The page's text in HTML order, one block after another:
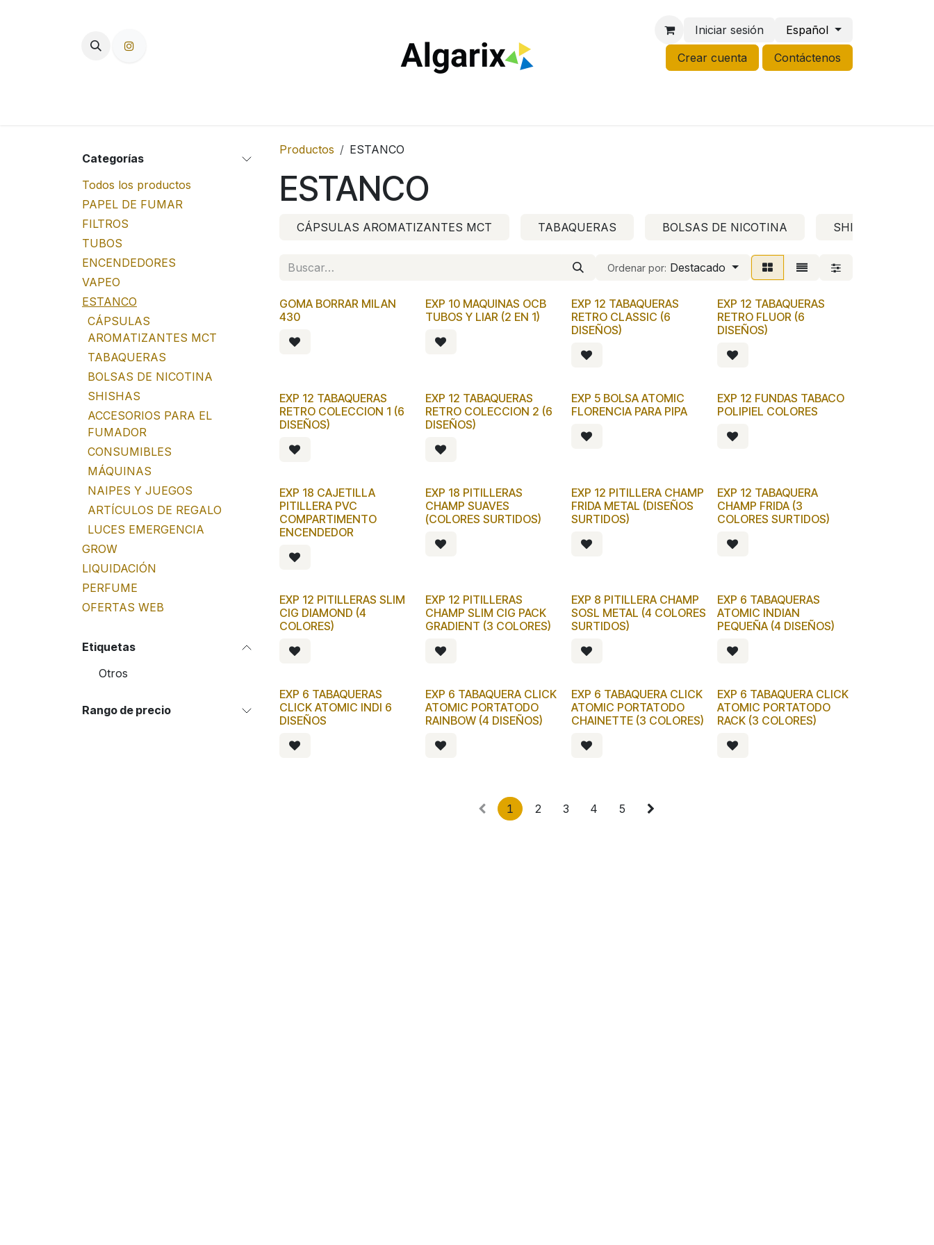
Iniciar sesión
Español
Crear cuenta
Contáctenos
Categorías
Todos los productos
PAPEL DE FUMAR
FILTROS
TUBOS
ENCENDEDORES
VAPEO
ESTANCO
CÁPSULAS
AROMATIZANTES MCT
TABAQUERAS
BOLSAS DE NICOTINA
SHISHAS
ACCESORIOS PARA EL
FUMADOR
CONSUMIBLES
MÁQUINAS
NAIPES Y JUEGOS
ARTÍCULOS DE REGALO
LUCES EMERGENCIA
GROW
LIQUIDACIÓN
PERFUME
OFERTAS WEB
Etiquetas
Otros
Rango de precio
Productos ESTANCO
ESTANCO
CÁPSULAS AROMATIZANTES MCT TABAQUERAS BOLSAS DE NICOTINA SHISHAS
Ordenar por: Destacado
GOMA BORRAR MILAN
430
EXP 10 MAQUINAS OCB
TUBOS Y LIAR (2 EN 1)
EXP 12 TABAQUERAS
RETRO CLASSIC (6
DISEÑOS)
EXP 12 TABAQUERAS
RETRO FLUOR (6
DISEÑOS)
EXP 12 TABAQUERAS
RETRO COLECCION 1 (6
DISEÑOS)
EXP 12 TABAQUERAS
RETRO COLECCION 2 (6
DISEÑOS)
EXP 5 BOLSA ATOMIC
FLORENCIA PARA PIPA
EXP 12 FUNDAS TABACO
POLIPIEL COLORES
EXP 18 CAJETILLA
PITILLERA PVC
COMPARTIMENTO
ENCENDEDOR
EXP 18 PITILLERAS
CHAMP SUAVES
(COLORES SURTIDOS)
EXP 12 PITILLERA CHAMP
FRIDA METAL (DISEÑOS
SURTIDOS)
EXP 12 TABAQUERA
CHAMP FRIDA (3
COLORES SURTIDOS)
EXP 12 PITILLERAS SLIM
CIG DIAMOND (4
COLORES)
EXP 12 PITILLERAS
CHAMP SLIM CIG PACK
GRADIENT (3 COLORES)
EXP 8 PITILLERA CHAMP
SOSL METAL (4 COLORES
SURTIDOS)
EXP 6 TABAQUERAS
ATOMIC INDIAN
PEQUEÑA (4 DISEÑOS)
EXP 6 TABAQUERAS
CLICK ATOMIC INDI 6
DISEÑOS
EXP 6 TABAQUERA CLICK
ATOMIC PORTATODO
RAINBOW (4 DISEÑOS)
EXP 6 TABAQUERA CLICK
ATOMIC PORTATODO
CHAINETTE (3 COLORES)
EXP 6 TABAQUERA CLICK
ATOMIC PORTATODO
RACK (3 COLORES)
1 2 3 4 5